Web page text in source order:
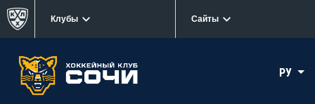
Клубы Сайты
РУ